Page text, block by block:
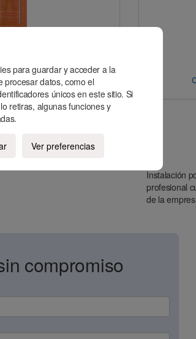
rectos biselado
Instalación
profesional
de la
compromiso
para guardar y acceder a la
procesar datos, como el
únicos en este sitio. Si
retiras, algunas funciones y
Ver preferencias